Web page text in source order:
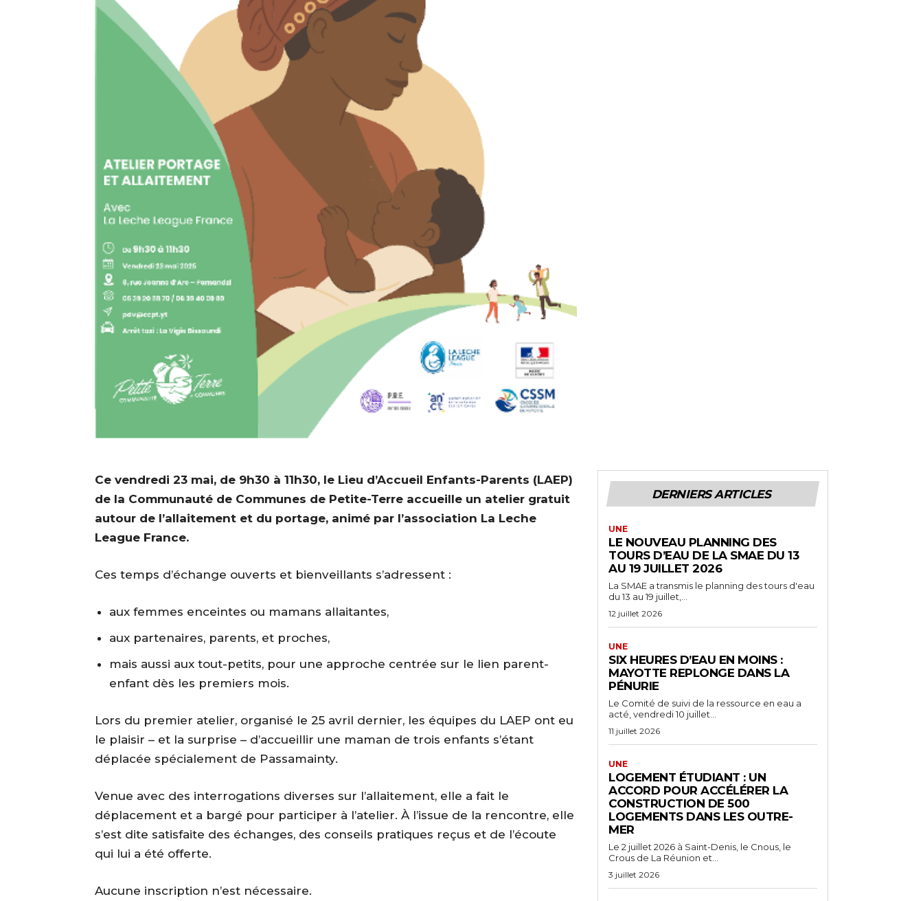
Ce vendredi 23 mai, de 9h30 à 11h30, le Lieu d’Accueil Enfants-Parents (LAEP)
de la Communauté de Communes de Petite-Terre accueille un atelier gratuit
autour de l’allaitement et du portage, animé par l’association La Leche
League France.
Ces temps d’échange ouverts et bienveillants s’adressent :
aux femmes enceintes ou mamans allaitantes,
aux partenaires, parents, et proches,
mais aussi aux tout-petits, pour une approche centrée sur le lien parent-
enfant dès les premiers mois.
Lors du premier atelier, organisé le 25 avril dernier, les équipes du LAEP ont eu
le plaisir – et la surprise – d’accueillir une maman de trois enfants s’étant
déplacée spécialement de Passamainty.
Venue avec des interrogations diverses sur l’allaitement, elle a fait le
déplacement et a bargé pour participer à l’atelier. À l’issue de la rencontre, elle
s’est dite satisfaite des échanges, des conseils pratiques reçus et de l’écoute
qui lui a été offerte.
Aucune inscription n’est nécessaire.
DERNIERS ARTICLES
UNE
LE NOUVEAU PLANNING DES
TOURS D’EAU DE LA SMAE DU 13
AU 19 JUILLET 2026
La SMAE a transmis le planning des tours d'eau
du 13 au 19 juillet,...
12 juillet 2026
UNE
SIX HEURES D’EAU EN MOINS :
MAYOTTE REPLONGE DANS LA
PÉNURIE
Le Comité de suivi de la ressource en eau a
acté, vendredi 10 juillet...
11 juillet 2026
UNE
LOGEMENT ÉTUDIANT : UN
ACCORD POUR ACCÉLÉRER LA
CONSTRUCTION DE 500
LOGEMENTS DANS LES OUTRE-
MER
Le 2 juillet 2026 à Saint-Denis, le Cnous, le
Crous de La Réunion et...
3 juillet 2026